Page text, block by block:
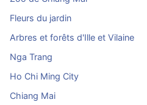
Fleurs du jardin
Arbres et forêts d'Ille et Vilaine
Nga Trang
Ho Chi Ming City
Chiang Mai